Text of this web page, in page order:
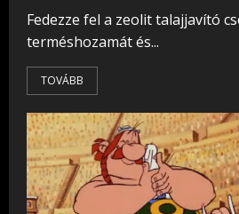
Fedezze fel a zeolit talajjavító
terméshozamát és...
TOVÁBB